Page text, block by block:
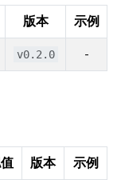
版本 示例
v0.2.0 -
版本 示例